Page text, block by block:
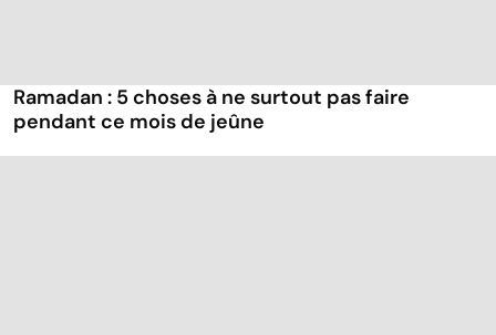
Ramadan : 5 choses à ne surtout pas faire
pendant ce mois de jeûne